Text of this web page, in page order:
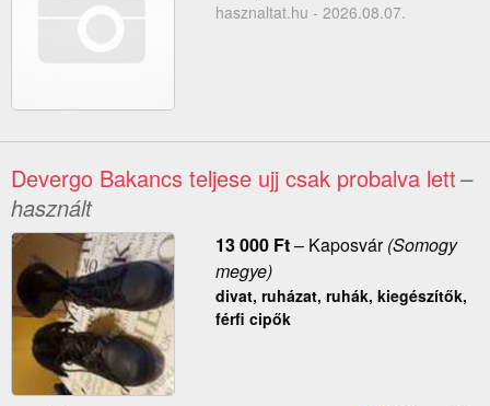
hasznaltat.hu - 2026.08.07.
Devergo Bakancs teljese ujj csak probalva lett–
használt
13 000 Ft– Kaposvár(Somogy
megye)
divat, ruházat, ruhák, kiegészítők,
férfi cipők